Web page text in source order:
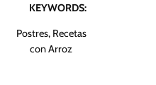
t
s
KEYWORDS:
Postres, Recetas
con Arroz